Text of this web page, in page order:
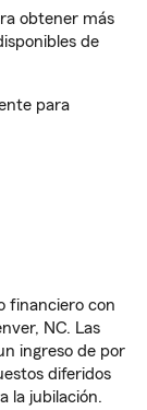
obtener más
de
para
financiero con
NC. Las
ingreso de por
diferidos
la jubilación.